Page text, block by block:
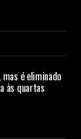
mas é eliminado
às quartas